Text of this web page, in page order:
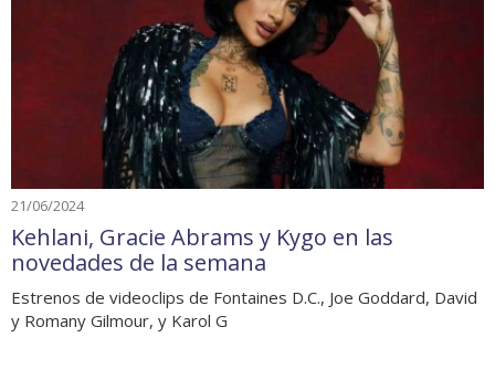
21/06/2024
Kehlani, Gracie Abrams y Kygo en las
novedades de la semana
Estrenos de videoclips de Fontaines D.C., Joe Goddard, David
y Romany Gilmour, y Karol G